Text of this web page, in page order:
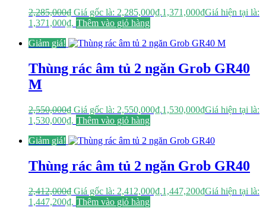
2,285,000₫ Giá gốc là: 2,285,000₫.1,371,000₫Giá hiện tại là:
1,371,000₫. Thêm vào giỏ hàng
Giảm giá!
Thùng rác âm tủ 2 ngăn Grob GR40
M
2,550,000₫ Giá gốc là: 2,550,000₫.1,530,000₫Giá hiện tại là:
1,530,000₫. Thêm vào giỏ hàng
Giảm giá!
Thùng rác âm tủ 2 ngăn Grob GR40
2,412,000₫ Giá gốc là: 2,412,000₫.1,447,200₫Giá hiện tại là:
1,447,200₫. Thêm vào giỏ hàng